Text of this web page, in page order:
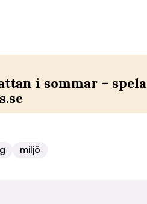
i sommar – spela
miljö